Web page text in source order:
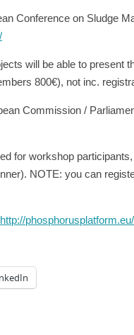
Conference on Sludge
will be able to present
800€), not inc.
Commission /
for workshop
NOTE: you can
http://